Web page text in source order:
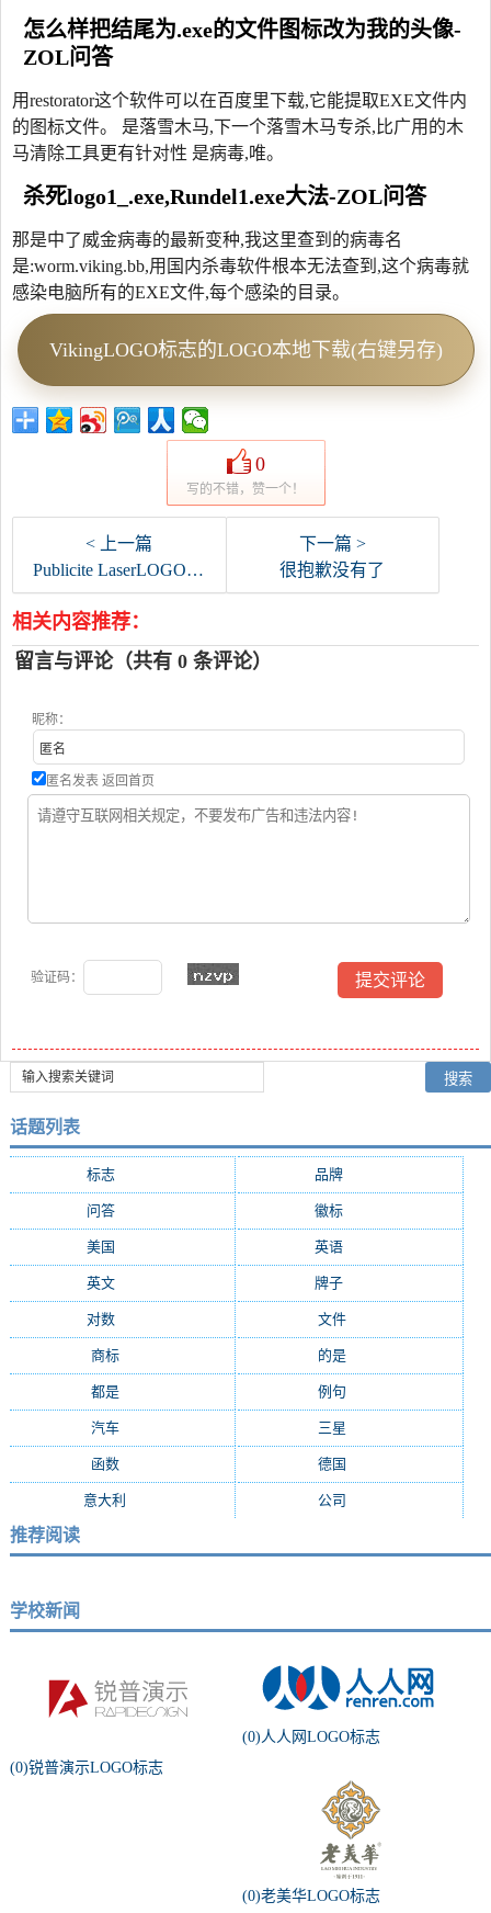
怎么样把结尾为.exe的文件图标改为我的头像-
ZOL问答
用restorator这个软件可以在百度里下载,它能提取EXE文件内
的图标文件。 是落雪木马,下一个落雪木马专杀,比广用的木
马清除工具更有针对性 是病毒,唯。
杀死logo1_.exe,Rundel1.exe大法-ZOL问答
那是中了威金病毒的最新变种,我这里查到的病毒名
是:worm.viking.bb,用国内杀毒软件根本无法查到,这个病毒就
感染电脑所有的EXE文件,每个感染的目录。
VikingLOGO标志的LOGO本地下载(右键另存)
0
写的不错，赞一个！
< 上一篇
Publicite LaserLOGO标志
下一篇 >
很抱歉没有了
相关内容推荐：
留言与评论（共有 0 条评论）
昵称：
匿名发表 返回首页
验证码：
话题列表
标志 品牌(4716)
问答 徽标(2622)
美国 英语(1461)
英文 牌子(1216)
对数 文件
商标(856) 的是
都是(726) 例句
汽车(719) 三星
函数(606) 德国
意大利 公司
推荐阅读
学校新闻
(0)锐普演示LOGO标志
(0)人人网LOGO标志
(0)老美华LOGO标志